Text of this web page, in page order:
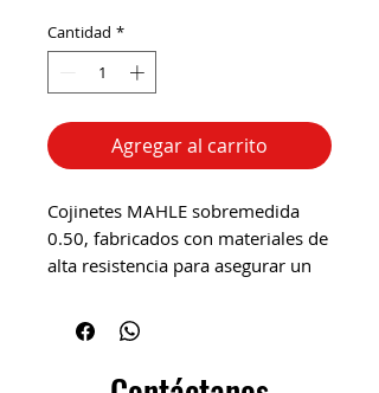
Cantidad *
Agregar al carrito
Cojinetes MAHLE sobremedida
0.50, fabricados con materiales de
alta resistencia para asegurar un
Ofrecen excelente tolerancia,
lubricación estable y larga vida
útil, ideales para reparaciones de